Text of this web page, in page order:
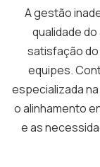
A gestão
qualidade
satisfação
equipes.
especializada na
o alinhamento
e as